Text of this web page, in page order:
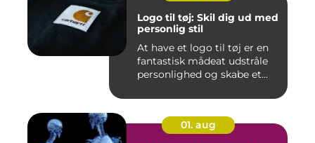
Logo til tøj: Skil dig ud med
personlig stil
At have et logo til tøj er en
fantastisk mådeat udstråle
personlighed og skabe et...
01. aug